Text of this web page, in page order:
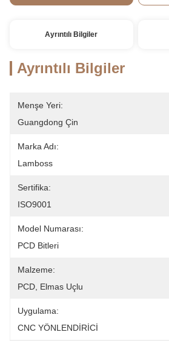
Ayrıntılı Bilgiler
Ayrıntılı Bilgiler
Menşe Yeri:
Guangdong Çin
Marka Adı:
Lamboss
Sertifika:
ISO9001
Model Numarası:
PCD Bitleri
Malzeme:
PCD, Elmas Uçlu
Uygulama:
CNC YÖNLENDİRİCİ